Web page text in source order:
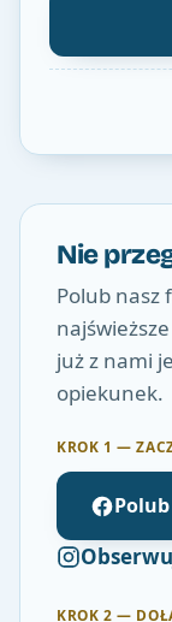
Nie
Polub nasz
już z nami
opiekunek.
KROK 1 —
KROK 2 —